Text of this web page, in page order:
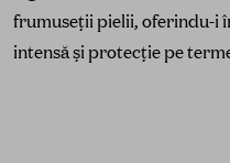
frumuseții pielii, oferindu-i
intensă și protecție pe